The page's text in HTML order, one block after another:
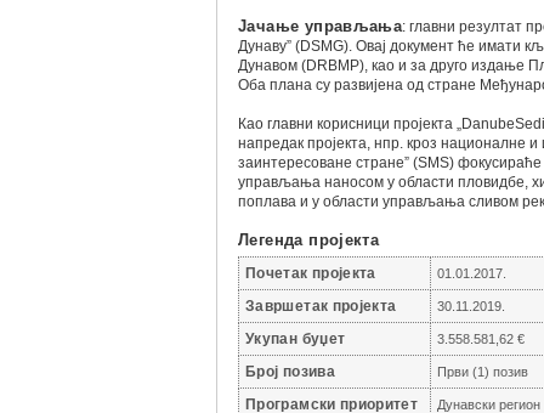
Јачање управљања: главни резултат
Дунаву” (DSMG). Овај документ ће имати
Дунавом (DRBMP), као и за друго издање
Оба плана су развијена од стране
Као главни корисници пројекта
напредак пројекта, нпр. кроз националне
заинтересоване стране” (SMS)
управљања наносом у области пловидбе,
поплава и у области управљања сливом
Легенда пројекта
Почетак пројекта 01.01.2017.
Завршетак пројекта 30.11.2019.
Укупан буџет 3.558.581,62 €
Број позива Први (1) позив
Програмски приоритет Дунавски